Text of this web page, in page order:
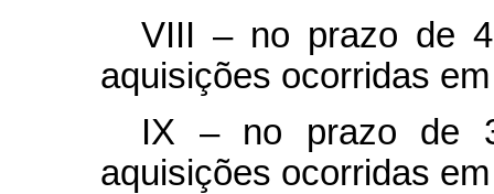
VIII – no prazo de
aquisições ocorridas
IX – no prazo de
aquisições ocorridas